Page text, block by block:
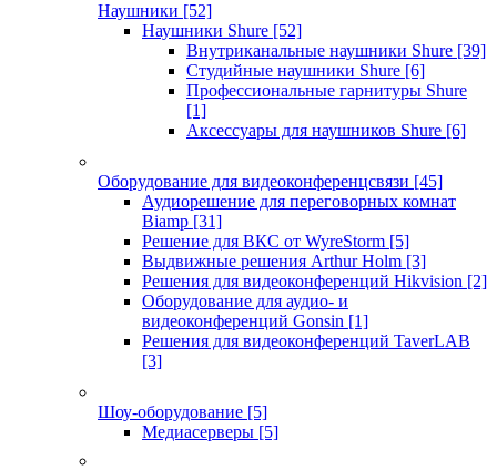
Наушники [52]
Наушники Shure [52]
Внутриканальные наушники Shure [39]
Студийные наушники Shure [6]
Профессиональные гарнитуры Shure
[1]
Аксессуары для наушников Shure [6]
Оборудование для видеоконференцсвязи [45]
Аудиорешение для переговорных комнат
Biamp [31]
Решение для ВКС от WyreStorm [5]
Выдвижные решения Arthur Holm [3]
Решения для видеоконференций Hikvision [2]
Оборудование для аудио- и
видеоконференций Gonsin [1]
Решения для видеоконференций TaverLAB
[3]
Шоу-оборудование [5]
Медиасерверы [5]